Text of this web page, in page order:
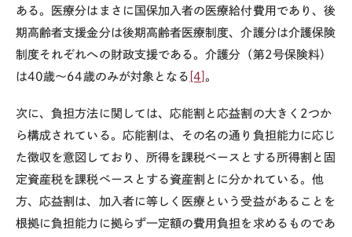
ある。医療分はまさに国保加入者の医療給付費用であり、後
期高齢者支援金分は後期高齢者医療制度、介護分は介護保険
制度それぞれへの財政支援である。介護分（第2号保険料）
は40歳～64歳のみが対象となる [4]。
次に、負担方法に関しては、応能割と応益割の大きく 2 つか
ら構成されている。応能割は、その名の通り負担能力に応じ
た徴収を意図しており、所得を課税ベースとする所得割と固
定資産税を課税ベースとする資産割とに分かれている。他
方、応益割は、加入者に等しく医療という受益があることを
根拠に負担能力に拠らず一定額の費用負担を求めるものであ